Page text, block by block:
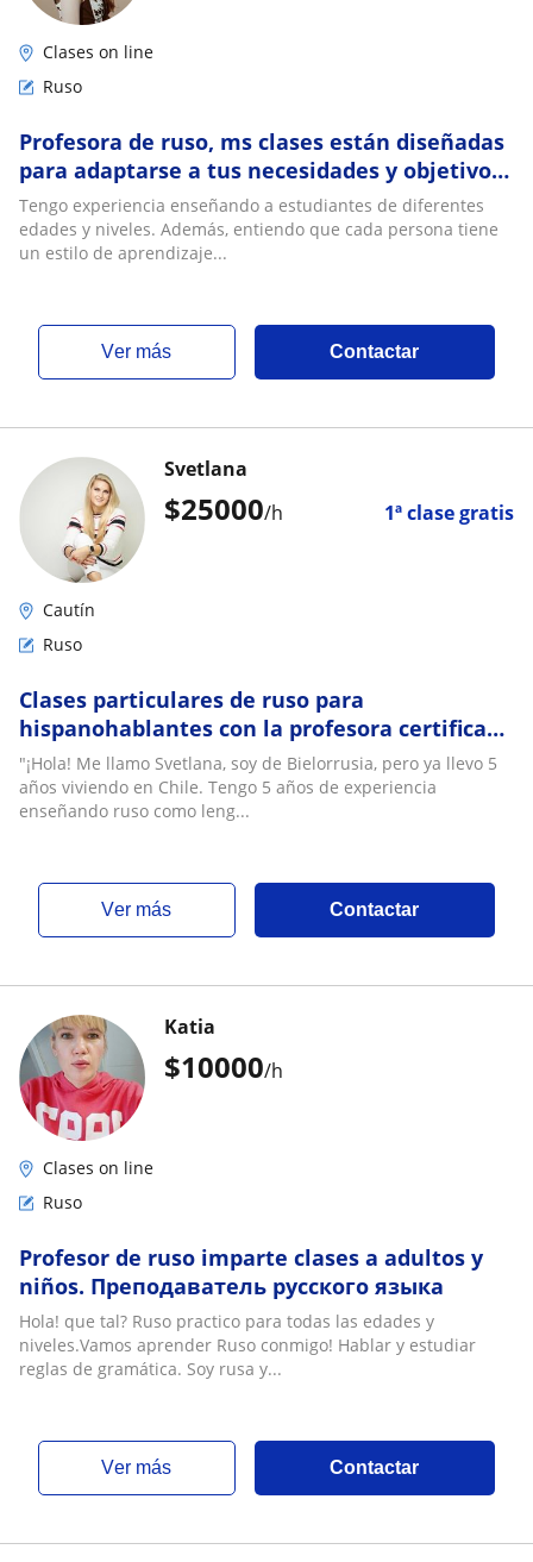
Clases on line
Ruso
Profesora de ruso, ms clases están diseñadas
para adaptarse a tus necesidades y objetivos
específicos
Tengo experiencia enseñando a estudiantes de diferentes
edades y niveles. Además, entiendo que cada persona tiene
un estilo de aprendizaje...
ver más Contactar
$25000/h 1ª clase gratis
Svetlana
Cautín
Ruso
Clases particulares de ruso para
hispanohablantes con la profesora certificada
(via online)
"¡Hola! Me llamo Svetlana, soy de Bielorrusia, pero ya llevo 5
años viviendo en Chile. Tengo 5 años de experiencia
enseñando ruso como leng...
ver más Contactar
$10000/h
Katia
Clases on line
Ruso
Profesor de ruso imparte clases a adultos y
niños. Преподаватель русского языка
Hola! que tal? Ruso practico para todas las edades y
niveles.Vamos aprender Ruso conmigo! Hablar y estudiar
reglas de gramática. Soy rusa y...
ver más Contactar